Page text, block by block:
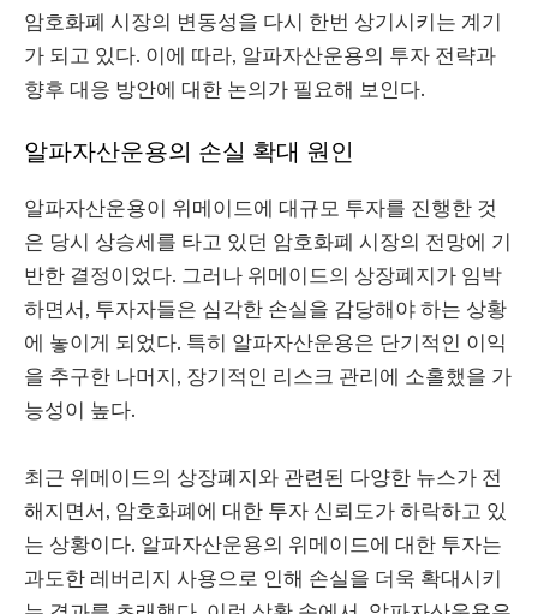
암호화폐 시장의 변동성을 다시 한번 상기시키는 계기
가 되고 있다. 이에 따라, 알파자산운용의 투자 전략과
향후 대응 방안에 대한 논의가 필요해 보인다.
알파자산운용의 손실 확대 원인
알파자산운용이 위메이드에 대규모 투자를 진행한 것
은 당시 상승세를 타고 있던 암호화폐 시장의 전망에 기
반한 결정이었다. 그러나 위메이드의 상장폐지가 임박
하면서, 투자자들은 심각한 손실을 감당해야 하는 상황
에 놓이게 되었다. 특히 알파자산운용은 단기적인 이익
을 추구한 나머지, 장기적인 리스크 관리에 소홀했을 가
능성이 높다.
최근 위메이드의 상장폐지와 관련된 다양한 뉴스가 전
해지면서, 암호화폐에 대한 투자 신뢰도가 하락하고 있
는 상황이다. 알파자산운용의 위메이드에 대한 투자는
과도한 레버리지 사용으로 인해 손실을 더욱 확대시키